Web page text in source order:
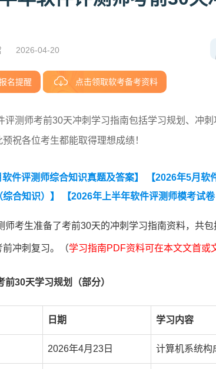
2026-04-20
名提醒 点击领取软考备考资料
评测师考前30天冲刺学习指南包括学习规划、冲
祝各位考生都能取得理想成绩！
软件评测师综合知识真题及答案】 【2026年5月软
合知识）】
【2026年上半年软件评测师模考试卷
师考生准备了考前30天的冲刺学习指南资料，共
冲刺复习。（学习指南PDF资料可在本文文首或
30天学习规划（部分）
日期 学习内容
2026年4月23日 计算机系统构